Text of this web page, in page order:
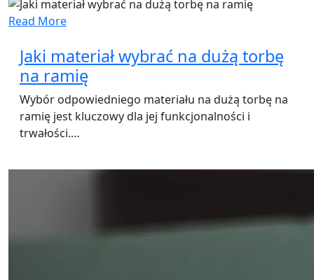
Read More
Jaki materiał wybrać na dużą torbę
na ramię
Wybór odpowiedniego materiału na dużą torbę na
ramię jest kluczowy dla jej funkcjonalności i
trwałości.…